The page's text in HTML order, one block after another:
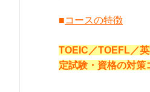
■コースの特徴
TOEIC／TOEFL／
定試験・資格の対策